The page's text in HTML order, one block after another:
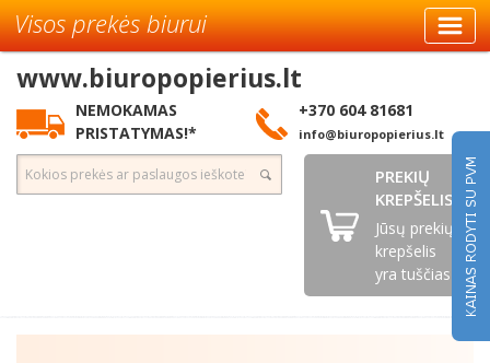
Visos prekės biurui
www.biuropopierius.lt
NEMOKAMAS
PRISTATYMAS!*
+370 604 81681
info@biuropopierius.lt
PREKIŲ
KREPŠELIS
Jūsų prekių
krepšelis
yra tuščias